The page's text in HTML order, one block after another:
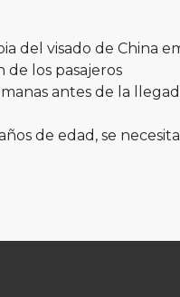
del visado de China
los pasajeros
antes de la
de edad, se